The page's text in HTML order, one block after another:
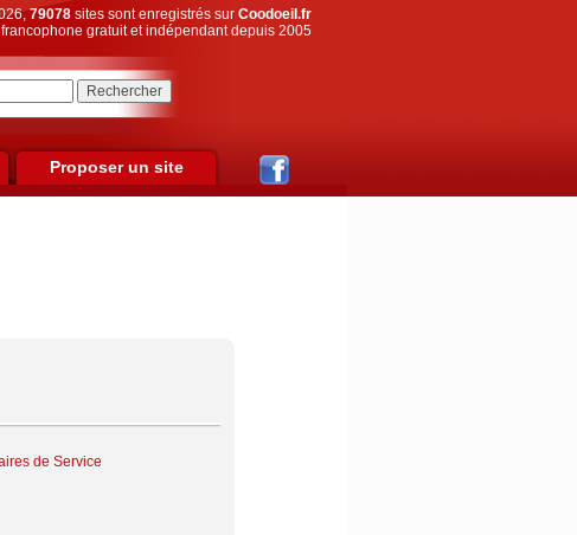
79078sites sont enregistrés sur Coodoeil.fr
gratuit et indépendant depuis 2005
Proposer un site
de Service